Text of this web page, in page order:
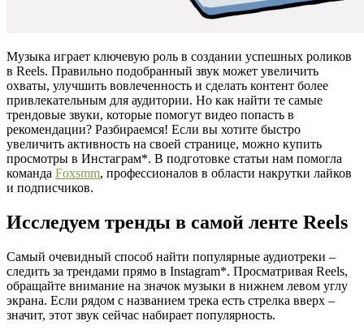
Музыка играет ключевую роль в создании успешных роликов
в Reels. Правильно подобранный звук может увеличить
охваты, улучшить вовлеченность и сделать контент более
привлекательным для аудитории. Но как найти те самые
трендовые звуки, которые помогут видео попасть в
рекомендации? Разбираемся! Если вы хотите быстро
увеличить активность на своей странице, можно купить
просмотры в Инстаграм*. В подготовке статьи нам помогла
команда Foxsmm, профессионалов в области накрутки лайков
и подписчиков.
Исследуем тренды в самой ленте Reels
Самый очевидный способ найти популярные аудиотреки –
следить за трендами прямо в Instagram*. Просматривая Reels,
обращайте внимание на значок музыки в нижнем левом углу
экрана. Если рядом с названием трека есть стрелка вверх –
значит, этот звук сейчас набирает популярность.